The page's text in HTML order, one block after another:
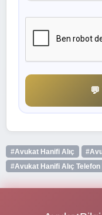
#Avukat Hanifi Alıç
#Avukat Hanifi Alıç Telefon